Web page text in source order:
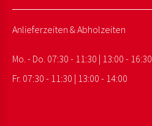
Anlieferzeiten & Abholzeiten
Mo. - Do. 07:30 - 11:30 | 13:00 - 16:30
Fr. 07:30 - 11:30 | 13:00 - 14:00